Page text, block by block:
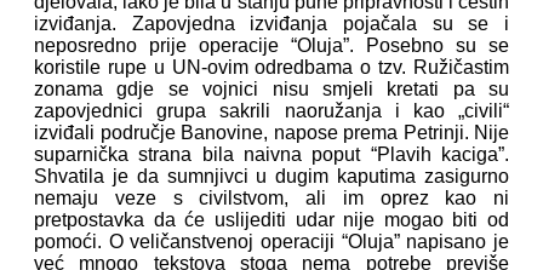
izviđanja. Zapovjedna izviđanja pojačala su se i
neposredno prije operacije “Oluja”. Posebno su se
koristile rupe u UN-ovim odredbama o tzv. Ružičastim
zonama gdje se vojnici nisu smjeli kretati pa su
zapovjednici grupa sakrili naoružanja i kao „civili“
izviđali područje Banovine, napose prema Petrinji. Nije
suparnička strana bila naivna poput “Plavih kaciga”.
Shvatila je da sumnjivci u dugim kaputima zasigurno
nemaju veze s civilstvom, ali im oprez kao ni
pretpostavka da će uslijediti udar nije mogao biti od
pomoći. O veličanstvenoj operaciji “Oluja” napisano je
već mnogo tekstova stoga nema potrebe previše